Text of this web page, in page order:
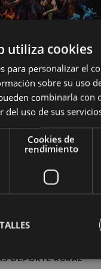
del fin de
2026 01/06/2026
COLISEO
DEPORTE RURAL
utiliza cookies
para personalizar el
sobre su uso
combinarla
del uso de sus
Cookies de
rendimiento